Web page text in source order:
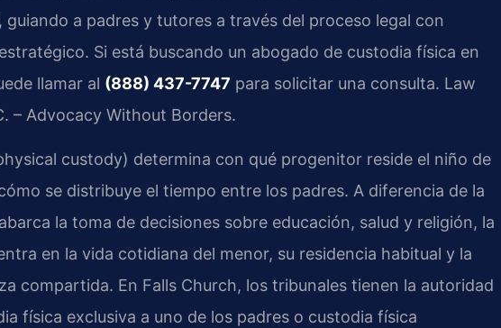
guiando a padres y tutores a través del proceso legal con
Si está buscando un abogado de custodia física en
llamar al (888) 437-7747 para solicitar una consulta. Law
– Advocacy Without Borders.
custody) determina con qué progenitor reside el niño de
se distribuye el tiempo entre los padres. A diferencia de la
la toma de decisiones sobre educación, salud y religión, la
en la vida cotidiana del menor, su residencia habitual y la
compartida. En Falls Church, los tribunales tienen la autoridad
física exclusiva a uno de los padres o custodia física